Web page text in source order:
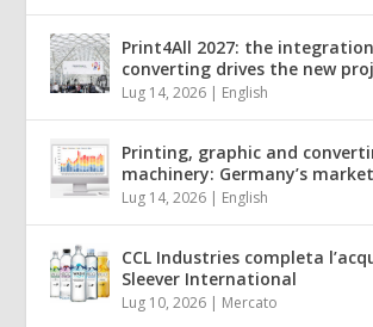
Print4All 2027: the
converting drives the new
Lug 14, 2026 | English
Printing, graphic and
machinery: Germany’s
Lug 14, 2026 | English
CCL Industries completa
Sleever International
Lug 10, 2026 | Mercato